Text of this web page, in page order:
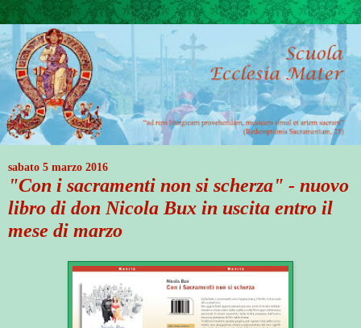
sabato 5 marzo 2016
"Con i sacramenti non si scherza" - nuovo
libro di don Nicola Bux in uscita entro il
mese di marzo